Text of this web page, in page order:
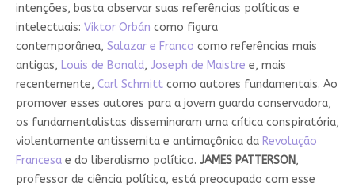
intenções, basta observar suas referências políticas e
intelectuais: Viktor Orbán como figura
contemporânea, Salazar e Franco como referências mais
antigas, Louis de Bonald, Joseph de Maistre e, mais
recentemente, Carl Schmittcomo autores fundamentais. Ao
promover esses autores para a jovem guarda conservadora,
os fundamentalistas disseminaram uma crítica conspiratória,
violentamente antissemita e antimaçônica da Revolução
Francesae do liberalismo político. JAMES PATTERSON,
professor de ciência política, está preocupado com esse